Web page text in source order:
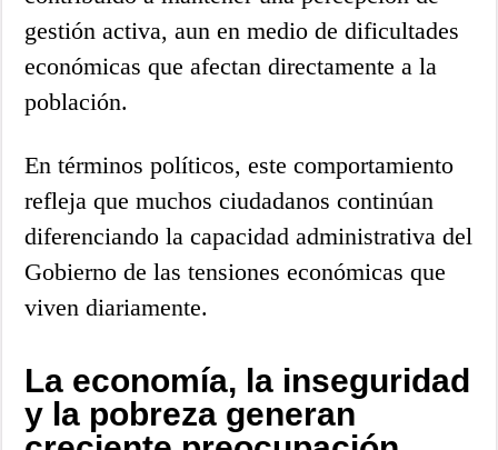
gestión activa, aun en medio de dificultades
económicas que afectan directamente a la
población.
En términos políticos, este comportamiento
refleja que muchos ciudadanos continúan
diferenciando la capacidad administrativa del
Gobierno de las tensiones económicas que
viven diariamente.
La economía, la inseguridad
y la pobreza generan